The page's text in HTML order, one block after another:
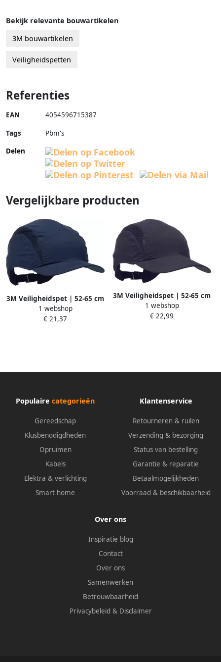
Bekijk relevante bouwartikelen
3M bouwartikelen
Veiligheidspetten
Referenties
EAN 4054596715387
Tags
Pbm's
Delen
Vergelijkbare producten
3M Veiligheidspet | 52-65 cm
marineblauw | 100 %
polyester | EN812:A1 | 1 stuk
1 webshop
€ 21,37
3M Veiligheidspet | 52-65 cm
zwart | 100 % polyester |
EN812:A1 | 1 stuk
1 webshop
€ 22,99
Populaire categorieën
Gereedschap
Klusbenodigdheden
Opruimen
Kabels
Elektra & verlichting
Smart home
Klantenservice
Retourneren & ruilen
Verzending & bezorging
Status van bestelling
Garantie & reparatie
Betaalmogelijkheden
Voorraad & beschikbaarheid
Over ons
Inspiratie blog
Contact
Over ons
Samenwerken
Betrouwbaarheid
Privacybeleid & Disclaimer